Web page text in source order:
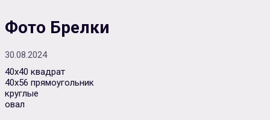
Бумага Чернила
Батарейки
Сувенирная продукция
Аксессуары
Фото Брелки
30.08.2024
40х40 квадрат
40х56 прямоугольник
круглые
овал